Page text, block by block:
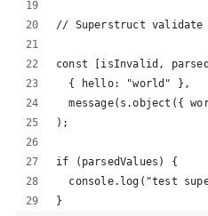
// Superstruct validate
const [isInvalid,
  { hello: "world" },
message(s.object({
);
if (parsedValues) {
console.log("test
}